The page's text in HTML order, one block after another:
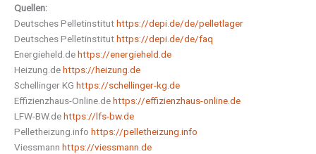
Quellen:
Deutsches Pelletinstituthttps://depi.de/de/pelletlager
Deutsches Pelletinstituthttps://depi.de/de/faq
Energieheld.dehttps://energieheld.de
Heizung.dehttps://heizung.de
Schellinger KG https://schellinger-kg.de
Effizienzhaus-Online.dehttps://effizienzhaus-online.de
LFW-BW.dehttps://lfs-bw.de
Pelletheizung.info https://pelletheizung.info
Viessmann https://viessmann.de